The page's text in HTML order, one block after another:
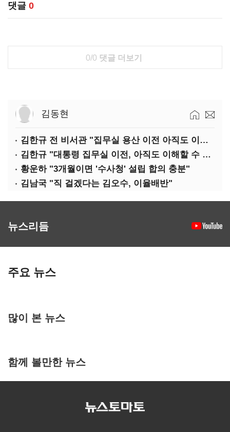
댓글 0
0/0 댓글 더보기
김동현
김한규 전 비서관 "집무실 용산 이전 아직도 이해 못 해…독단 우려"
김한규 "대통령 집무실 이전, 아직도 이해할 수 없는 결정"
황운하 "3개월이면 '수사청' 설립 합의 충분"
김남국 "직 걸겠다는 김오수, 이율배반"
뉴스리듬
주요 뉴스
많이 본 뉴스
함께 볼만한 뉴스